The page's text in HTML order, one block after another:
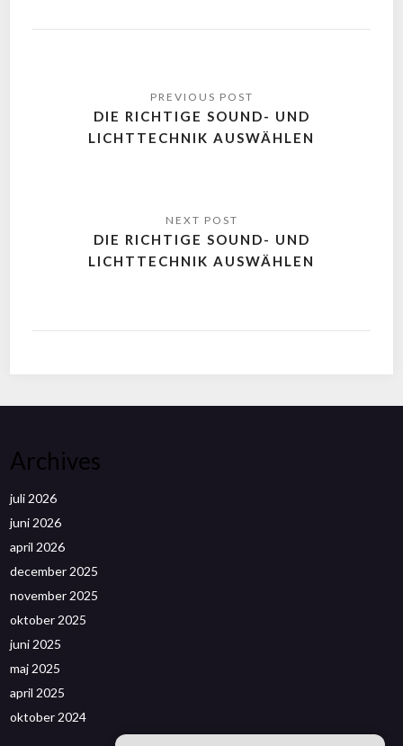
DIE RICHTIGE SOUND- UND
LICHTTECHNIK AUSWÄHLEN
DIE RICHTIGE SOUND- UND
LICHTTECHNIK AUSWÄHLEN
Archives
juli 2026
juni 2026
april 2026
december 2025
november 2025
oktober 2025
juni 2025
maj 2025
april 2025
oktober 2024